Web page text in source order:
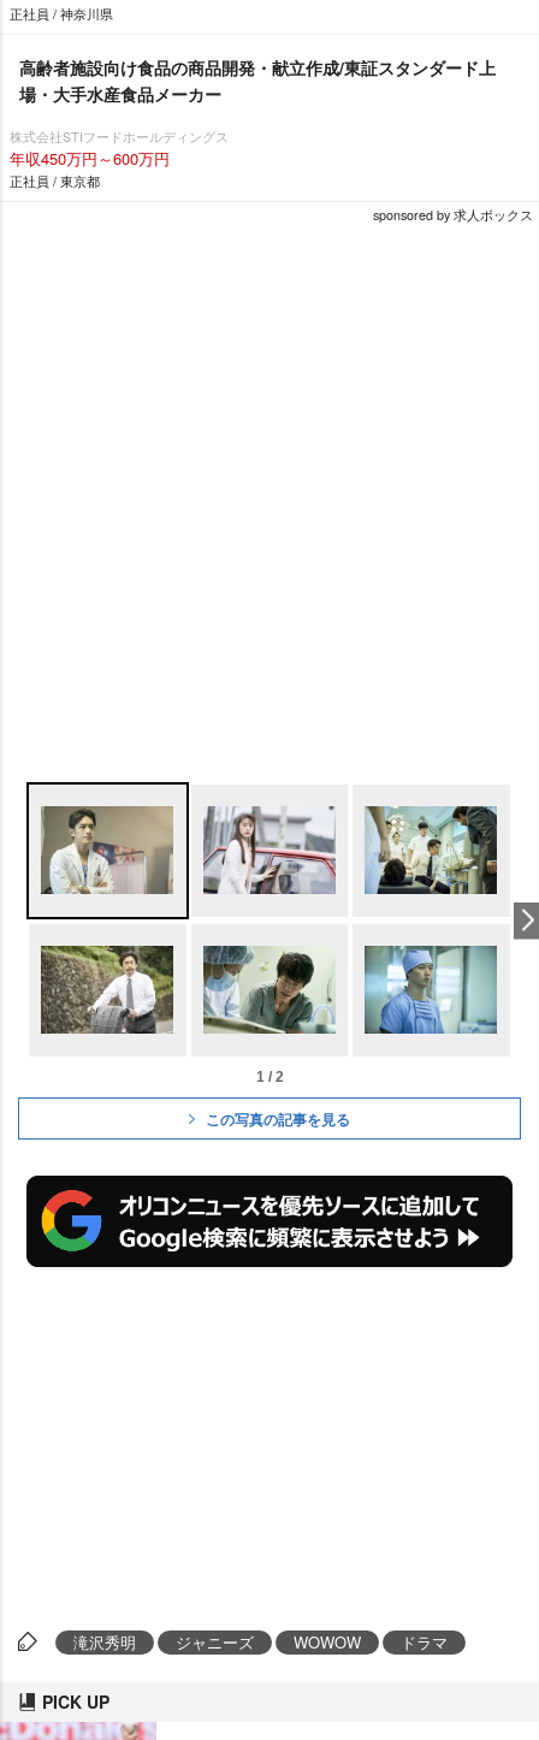
正社員 / 神奈川県
高齢者施設向け食品の商品開発・献立作成/東証スタンダード上
場・大手水産食品メーカー
株式会社STIフードホールディングス
年収450万円～600万円
正社員 / 東京都
sponsored by 求人ボックス
1 / 2
この写真の記事を見る
滝沢秀明 ジャニーズ WOWOW ドラマ
PICK UP